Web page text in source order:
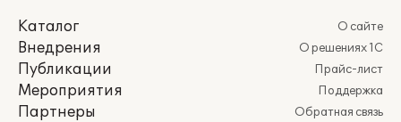
Каталог
Внедрения
Публикации
Мероприятия
Партнеры
О сайте
О решениях 1С
Прайс-лист
Поддержка
Обратная связь